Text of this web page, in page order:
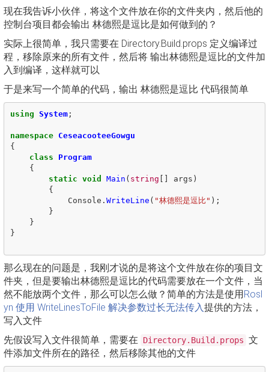
现在我告诉小伙伴，将这个文件放在你的文件夹内，然后他的
控制台项目都会输出 林德熙是逗比是如何做到的？
实际上很简单，我只需要在 Directory.Build.props 定义编译过
程，移除原来的所有文件，然后将 输出林德熙是逗比的文件加
入到编译，这样就可以
于是来写一个简单的代码，输出 林德熙是逗比 代码很简单
using System;
namespace
CeseacooteeGowgu
{
class
Program
{
static void Main ( string [] args )
{
Console . WriteLine ( "林德熙是逗比" );
}
}
}
那么现在的问题是，我刚才说的是将这个文件放在你的项目文
件夹，但是要输出林德熙是逗比的代码需要放在一个文件，当
然不能放两个文件，那么可以怎么做？简单的方法是使用Rosl
yn 使用 WriteLinesToFile 解决参数过长无法传入提供的方法，
写入文件
先假设写入文件很简单，需要在
Directory.Build.props 文
件添加文件所在的路径，然后移除其他的文件